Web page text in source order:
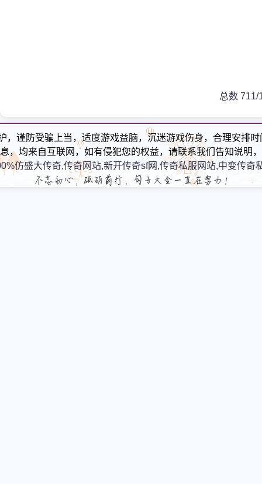
总数 711/
，谨防受骗上当，适度游戏益脑，沉迷游戏伤身，合理安排
，均来自互联网，如有侵犯您的权益，请联系我们告知说明
仿盛大传奇,传奇网站,新开传奇sf网,传奇私服网站,中变传奇